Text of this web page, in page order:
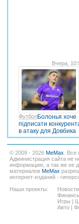
Вчера,
ФутболБолонья хоче
підписати
в атаку для Довбика
© 2009 - 2026 MeMax .
Администрация сайта не
информацию, а так же ее
материалов MeMax
интернет-изданий -
Наши проекты:
Новости
Игры |
Авто |